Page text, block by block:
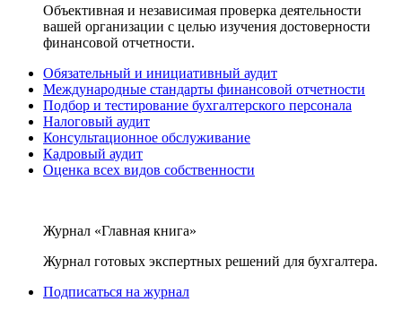
Объективная и независимая проверка деятельности
вашей организации с целью изучения достоверности
финансовой отчетности.
Обязательный и инициативный аудит
Международные стандарты финансовой отчетности
Подбор и тестирование бухгалтерского персонала
Налоговый аудит
Консультационное обслуживание
Кадровый аудит
Оценка всех видов собственности
Журнал «Главная книга»
Журнал готовых экспертных решений для бухгалтера.
Подписаться на журнал